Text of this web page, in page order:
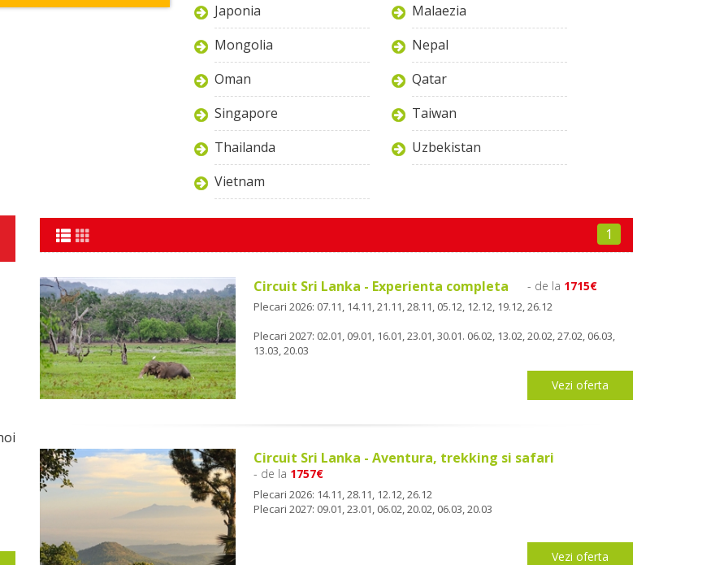
Japonia
Malaezia
Mongolia
Nepal
Oman
Qatar
Singapore
Taiwan
Thailanda
Uzbekistan
Vietnam
1
Circuit Sri Lanka - Experienta completa - de la 1715€
Plecari 2026: 07.11, 14.11, 21.11, 28.11, 05.12, 12.12, 19.12, 26.12
Plecari 2027: 02.01, 09.01, 16.01, 23.01, 30.01. 06.02, 13.02, 20.02, 27.02, 06.03,
13.03, 20.03
Vezi oferta
Circuit Sri Lanka - Aventura, trekking si safari
- de la 1757€
Plecari 2026: 14.11, 28.11, 12.12, 26.12
Plecari 2027: 09.01, 23.01, 06.02, 20.02, 06.03, 20.03
Vezi oferta